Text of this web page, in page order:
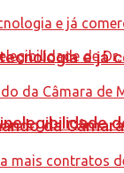
e já
da